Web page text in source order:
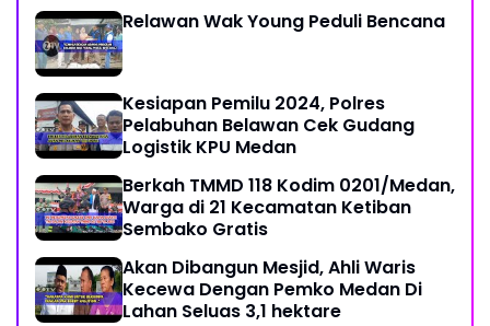
Relawan Wak Young Peduli Bencana
Kesiapan Pemilu 2024, Polres
Pelabuhan Belawan Cek Gudang
Logistik KPU Medan
Berkah TMMD 118 Kodim 0201/Medan,
Warga di 21 Kecamatan Ketiban
Sembako Gratis
Akan Dibangun Mesjid, Ahli Waris
Kecewa Dengan Pemko Medan Di
Lahan Seluas 3,1 hektare